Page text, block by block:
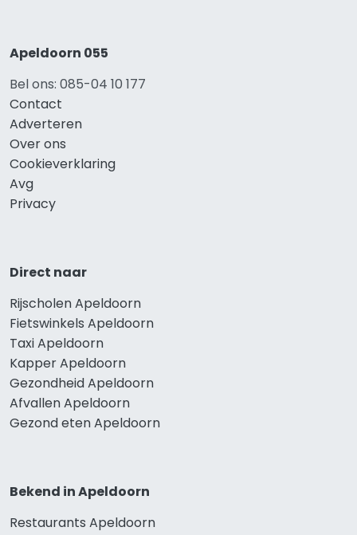
Apeldoorn 055
Bel ons: 085-04 10 177
Contact
Adverteren
Over ons
Cookieverklaring
Avg
Privacy
Direct naar
Rijscholen Apeldoorn
Fietswinkels Apeldoorn
Taxi Apeldoorn
Kapper Apeldoorn
Gezondheid Apeldoorn
Afvallen Apeldoorn
Gezond eten Apeldoorn
Bekend in Apeldoorn
Restaurants Apeldoorn